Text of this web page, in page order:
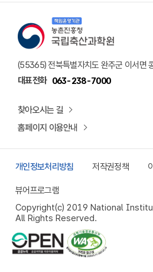
(55365) 전북특별자치도 완주군 이서면
대표전화 063-238-7000
찾아오시는 길
홈페이지 이용안내
개인정보처리방침 저작권정책
뷰어프로그램
Copyright(c) 2019 National
All Rights Reserved.